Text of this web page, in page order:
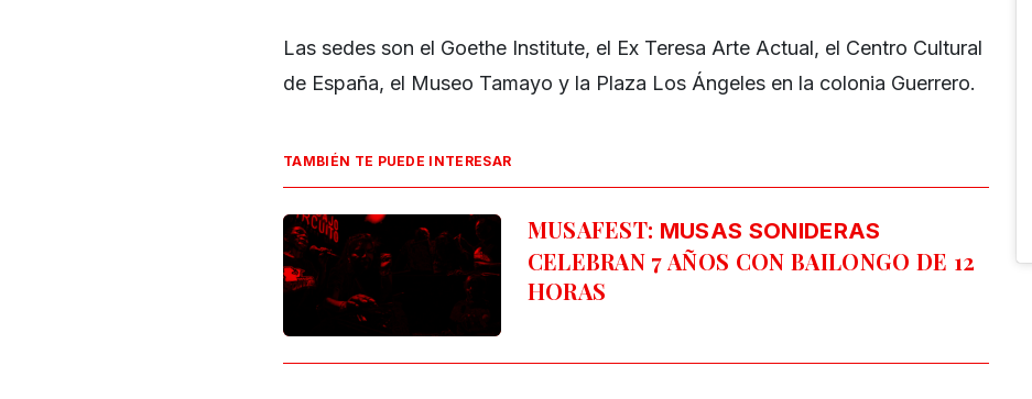
Las sedes son el Goethe Institute, el Ex Teresa Arte Actual, el Centro Cultural
de España, el Museo Tamayo y la Plaza Los Ángeles en la colonia Guerrero.
TAMBIÉN TE PUEDE INTERESAR
MUSAFEST: MUSAS SONIDERAS
CELEBRAN 7 AÑOS CON BAILONGO DE 12
HORAS